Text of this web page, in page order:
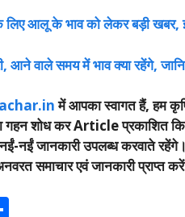
आलू के भाव को लेकर बड़ी खबर,
आने वाले समय में भाव क्या रहेंगे,
में आपका स्वागत हैं, हम कृषि
गहन शोध कर Article प्रकाशित
नईं जानकारी उपलब्ध करवाते
समाचार एवं जानकारी प्राप्त